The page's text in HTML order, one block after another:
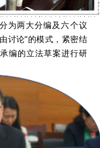
为两大分编及六个议
讨论”的模式，紧密结
编的立法草案进行研